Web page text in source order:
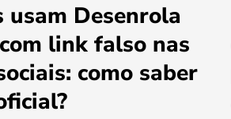
usam Desenrola
link falso nas
como saber